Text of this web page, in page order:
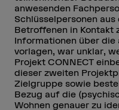
anwesenden
Schlüsselpersonen
Betroffenen in Kontakt
Informationen über
vorlagen, war unklar,
Projekt CONNECT
dieser zweiten
Zielgruppe sowie
Bezug auf die
Wohnen genauer zu